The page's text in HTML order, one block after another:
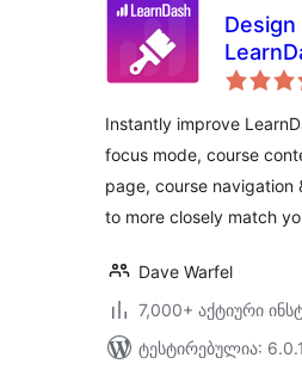
Instantly improve
focus mode, course
page, course
to more closely match
Dave Warfel
7,000+ აქტიური
ტესტირებულია: